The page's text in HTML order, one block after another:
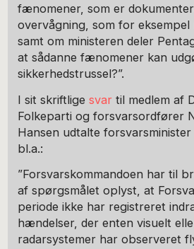
fænomener, som er
overvågning, som for eksempel
samt om ministeren deler
at sådanne fænomener kan
sikkerhedstrussel?”.
I sit skriftlige svartil medlem af
Folkeparti og forsvarsordfører
Hansen udtalte forsvarsminister
bl.a.:
”Forsvarskommandoen har til
af spørgsmålet oplyst, at
periode ikke har registreret
hændelser, der enten visuelt
radarsystemer har observeret